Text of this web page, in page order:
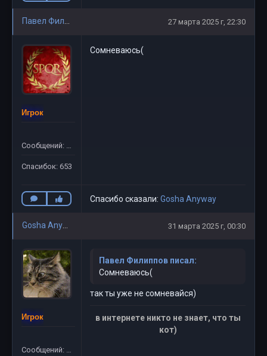
27 марта 2025 г, 22:30
Игрок
Сообщений: 781
Спасибок: 653
Сомневаюсь(
Спасибо сказали: Gosha Anyway
31 марта 2025 г, 00:30
Игрок
Сообщений: 311
Павел Филиппов писал:
Сомневаюсь(
так ты уже не сомневайся)
в интернете никто не знает, что ты
кот)